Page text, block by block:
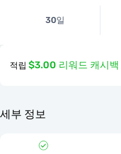
30일
적립 $3.00 리워드 캐시백
세부 정보